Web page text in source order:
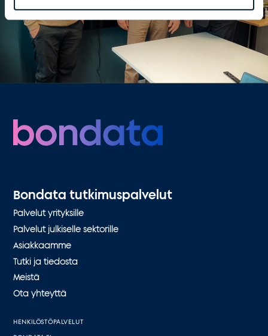
Bondata tutkimuspalvelut
Palvelut yrityksille
Palvelut julkiselle sektorille
Asiakkaamme
Tutki ja tiedosta
Meistä
Ota yhteyttä
HENKILÖSTÖPALVELUT